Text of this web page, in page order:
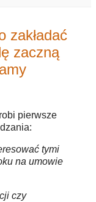
zakładać
zaczną
pierwsze
tymi
na umowie
czy